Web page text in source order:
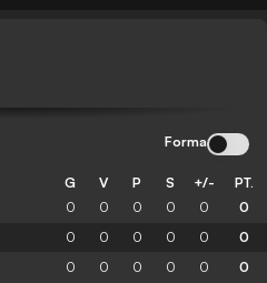
Forma
G V P S +/- PT.
0 0 0 0 0 0
0 0 0 0 0 0
0 0 0 0 0 0